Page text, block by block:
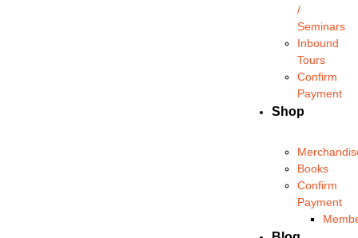
/
Seminars
Inbound
Tours
Confirm
Payment
Shop
Books
Confirm
Payment